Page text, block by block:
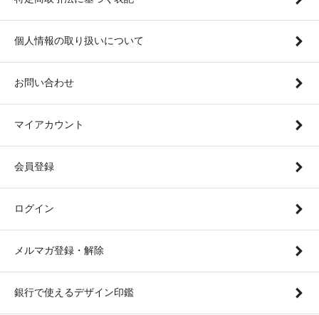
個人情報の取り扱いについて
お問い合わせ
マイアカウント
会員登録
ログイン
メルマガ登録・解除
銀行で使えるデザイン印鑑